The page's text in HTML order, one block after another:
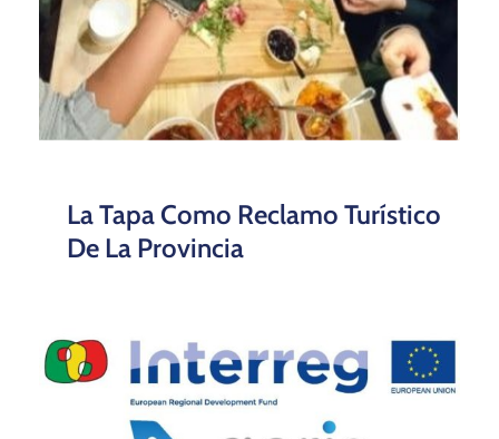
La Tapa Como Reclamo Turístico
De La Provincia